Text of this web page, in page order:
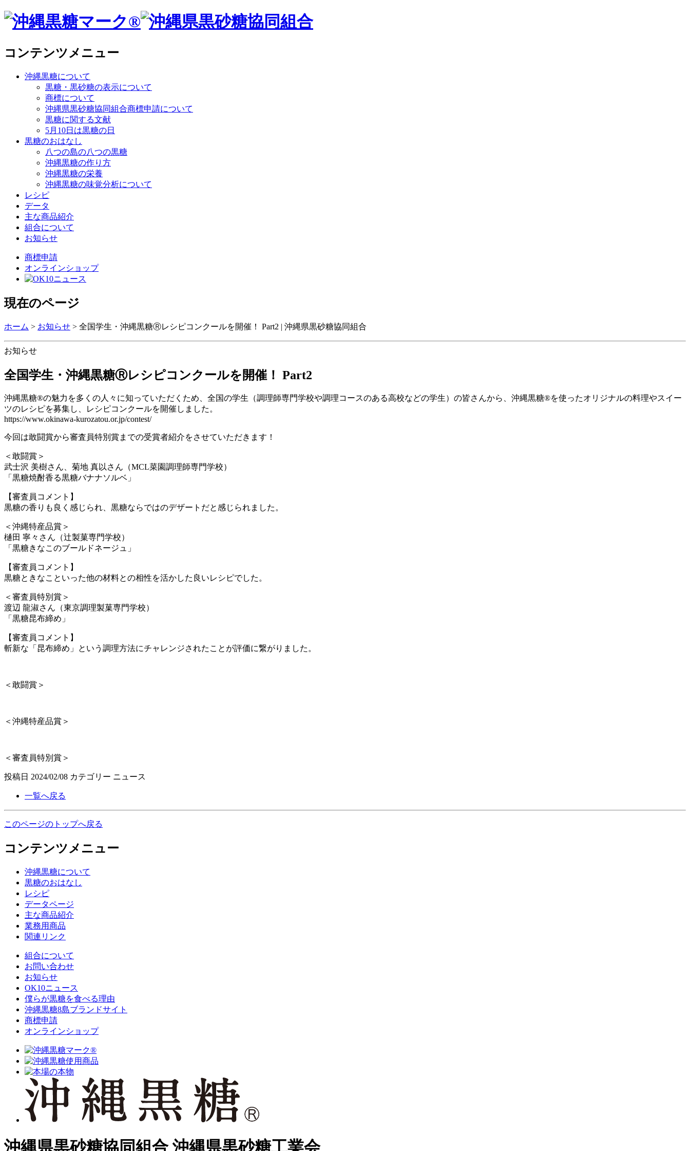
コンテンツメニュー
沖縄黒糖について
黒糖・黒砂糖の表示について
商標について
沖縄県黒砂糖協同組合商標申請について
黒糖に関する文献
5月10日は黒糖の日
黒糖のおはなし
八つの島の八つの黒糖
沖縄黒糖の作り方
沖縄黒糖の栄養
沖縄黒糖の味覚分析について
レシピ
データ
主な商品紹介
組合について
お知らせ
商標申請
オンラインショップ
現在のページ
ホーム > お知らせ > 全国学生・沖縄黒糖Ⓡレシピコンクールを開催！ Part2 | 沖縄県黒砂糖協同組合
お知らせ
全国学生・沖縄黒糖Ⓡレシピコンクールを開催！ Part2
沖縄黒糖®の魅力を多くの人々に知っていただくため、全国の学生（調理師専門学校や調理コースのある高校などの学生）の皆さんから、沖縄黒糖®を使ったオリジナルの料理やスイー
ツのレシピを募集し、レシピコンクールを開催しました。
https://www.okinawa-kurozatou.or.jp/contest/
今回は敢闘賞から審査員特別賞までの受賞者紹介をさせていただきます！
＜敢闘賞＞
武士沢 美樹さん、菊地 真以さん（MCL菜園調理師専門学校）
「黒糖焼酎香る黒糖バナナソルベ」
【審査員コメント】
黒糖の香りも良く感じられ、黒糖ならではのデザートだと感じられました。
＜沖縄特産品賞＞
樋田 寧々さん（辻製菓専門学校）
「黒糖きなこのブールドネージュ」
【審査員コメント】
黒糖ときなこといった他の材料との相性を活かした良いレシピでした。
＜審査員特別賞＞
渡辺 龍淑さん（東京調理製菓専門学校）
「黒糖昆布締め」
【審査員コメント】
斬新な「昆布締め」という調理方法にチャレンジされたことが評価に繋がりました。
＜敢闘賞＞
＜沖縄特産品賞＞
＜審査員特別賞＞
投稿日 2024/02/08 カテゴリー ニュース
一覧へ戻る
このページのトップへ戻る
コンテンツメニュー
沖縄黒糖について
黒糖のおはなし
レシピ
データページ
主な商品紹介
業務用商品
関連リンク
組合について
お問い合わせ
お知らせ
OK10ニュース
僕らが黒糖を食べる理由
沖縄黒糖8島ブランドサイト
商標申請
オンラインショップ
沖縄県黒砂糖協同組合 沖縄県黒砂糖工業会